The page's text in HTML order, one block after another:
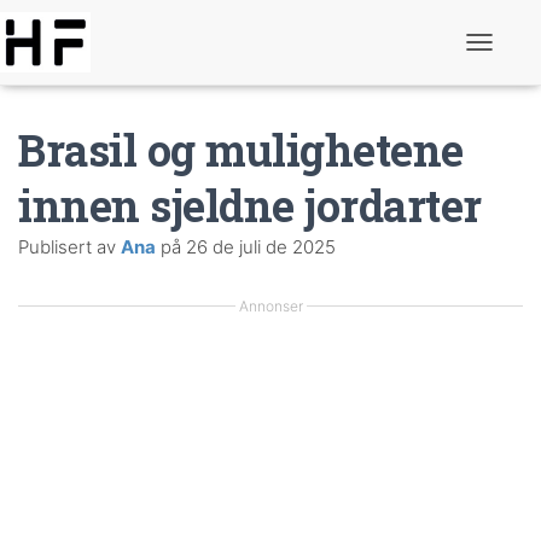
v
i
Brasil og mulighetene
innen sjeldne jordarter
Publisert av Ana på 26 de juli de 2025
Annonser